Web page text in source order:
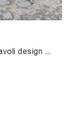
Clicca e scopri una ricca gamma di Tavoli design allungabili da pranzo! Il modello Gotham Keramik Drive di Cattelan Italia ti attende.